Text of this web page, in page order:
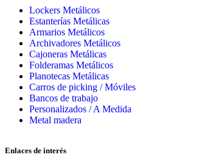
Lockers Metálicos
Estanterías Metálicas
Armarios Metálicos
Archivadores Metálicos
Cajoneras Metálicas
Folderamas Metálicos
Planotecas Metálicas
Carros de picking / Móviles
Bancos de trabajo
Personalizados / A Medida
Metal madera
Enlaces de interés